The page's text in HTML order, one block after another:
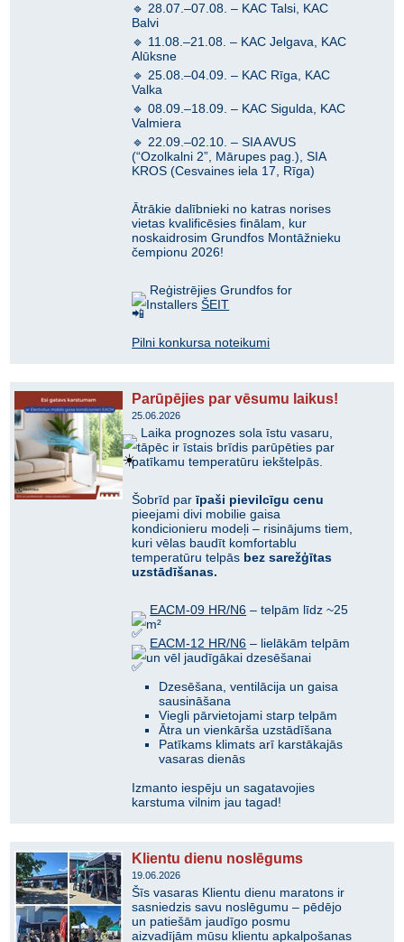
🔹 28.07.–07.08. – KAC Talsi, KAC
Balvi
🔹 11.08.–21.08. – KAC Jelgava, KAC
Alūksne
🔹 25.08.–04.09. – KAC Rīga, KAC
Valka
🔹 08.09.–18.09. – KAC Sigulda, KAC
Valmiera
🔹 22.09.–02.10. – SIA AVUS
(“Ozolkalni 2”, Mārupes pag.), SIA
KROS (Cesvaines iela 17, Rīga)
Ātrākie dalībnieki no katras norises
vietas kvalificēsies finālam, kur
noskaidrosim Grundfos Montāžnieku
čempionu 2026!
Reģistrējies Grundfos for
InstallersŠEIT
Pilni konkursa noteikumi
Parūpējies par vēsumu laikus!
25.06.2026
Laika prognozes sola īstu vasaru,
tāpēc ir īstais brīdis parūpēties par
patīkamu temperatūru iekštelpās.
Šobrīd parīpaši pievilcīgu cenu
pieejami divi mobilie gaisa
kondicionieru modeļi – risinājums tiem,
kuri vēlas baudīt komfortablu
temperatūru telpās bez sarežģītas
uzstādīšanas.
EACM-09 HR/N6 – telpām līdz ~25
m²
EACM-12 HR/N6 – lielākām telpām
un vēl jaudīgākai dzesēšanai
Dzesēšana, ventilācija un gaisa
sausināšana
Viegli pārvietojami starp telpām
Ātra un vienkārša uzstādīšana
Patīkams klimats arī karstākajās
vasaras dienās
Izmanto iespēju un sagatavojies
karstuma vilnim jau tagad!
Klientu dienu noslēgums
19.06.2026
Šīs vasaras Klientu dienu maratons ir
sasniedzis savu noslēgumu – pēdējo
un patiešām jaudīgo posmu
aizvadījām mūsu klientu apkalpošanas